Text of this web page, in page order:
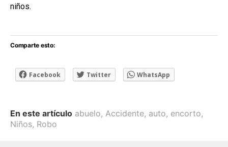
niños.
Comparte esto:
Facebook Twitter WhatsApp
En este artículo abuelo, Accidente, auto, encorto,
Niños, Robo